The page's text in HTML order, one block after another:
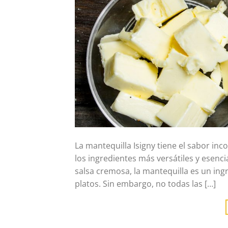
La mantequilla Isigny tiene el sabor
los ingredientes más versátiles y
salsa cremosa, la mantequilla es un
platos. Sin embargo, no todas las […]